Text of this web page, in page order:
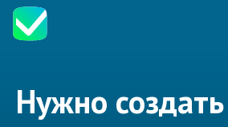
Нужно создать